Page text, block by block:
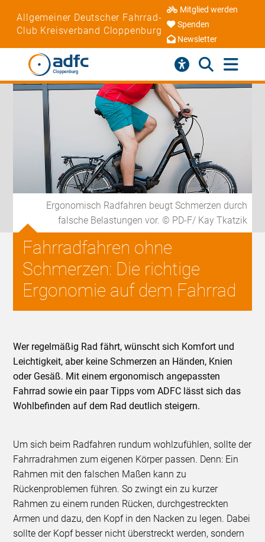
Allgemeiner Deutscher Fahrrad-
Club Kreisverband Cloppenburg
Mitglied werden
Spenden
Newsletter
Ergonomisch Radfahren beugt Schmerzen durch
falsche Belastungen vor. © PD-F/ Kay Tkatzik
Fahrradfahren ohne
Schmerzen: Die richtige
Ergonomie auf dem Fahrrad
Wer regelmäßig Rad fährt, wünscht sich Komfort und
Leichtigkeit, aber keine Schmerzen an Händen, Knien
oder Gesäß. Mit einem ergonomisch angepassten
Fahrrad sowie ein paar Tipps vom ADFC lässt sich das
Wohlbefinden auf dem Rad deutlich steigern.
Um sich beim Radfahren rundum wohlzufühlen, sollte der
Fahrradrahmen zum eigenen Körper passen. Denn: Ein
Rahmen mit den falschen Maßen kann zu
Rückenproblemen führen. So zwingt ein zu kurzer
Rahmen zu einem runden Rücken, durchgestreckten
Armen und dazu, den Kopf in den Nacken zu legen. Dabei
sollte der Kopf besser nicht überstreckt werden, sondern